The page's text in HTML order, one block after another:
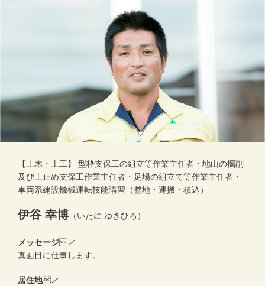
【土木・土工】 型枠支保工の組立等作業主任者・地山の掘削
及び土止め支保工作業主任者・足場の組立て等作業主任者・
車両系建設機械運転技能講習（整地・運搬・積込）
伊谷 幸博 （いたに ゆきひろ）
メッセージ／
真面目に仕事します。
居住地／